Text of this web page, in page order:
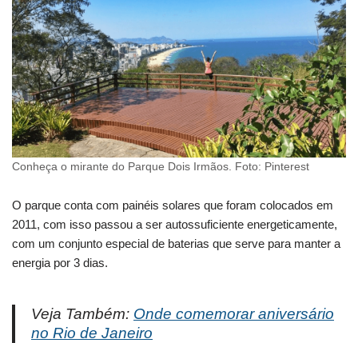
Conheça o mirante do Parque Dois Irmãos. Foto: Pinterest
O parque conta com painéis solares que foram colocados em
2011, com isso passou a ser autossuficiente energeticamente,
com um conjunto especial de baterias que serve para manter a
energia por 3 dias.
Veja Também: Onde comemorar aniversário
no Rio de Janeiro